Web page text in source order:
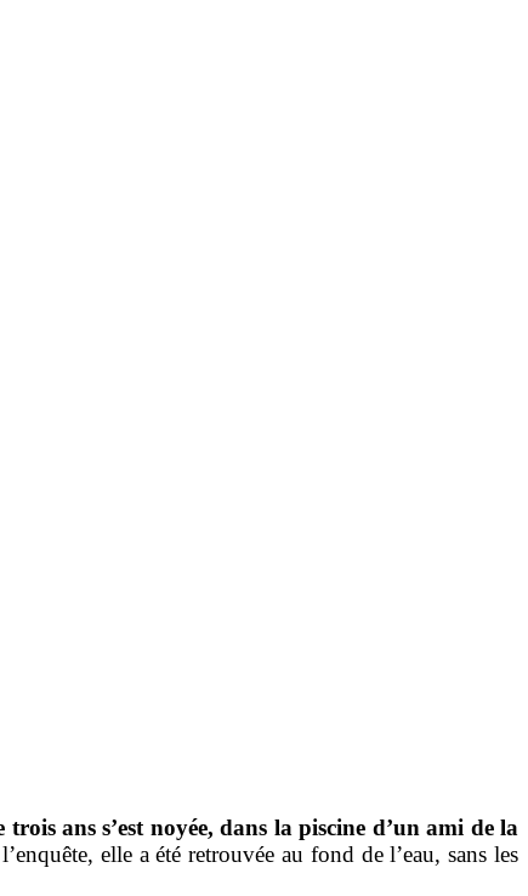
ans s’est noyée, dans la piscine d’un ami de la
elle a été retrouvée au fond de l’eau, sans les